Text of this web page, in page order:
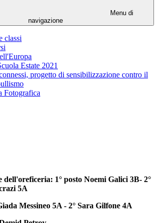
Menu di
navigazione
classi
Estate 2021
progetto di sensibilizzazione contro il
Fotografica
dell'oreficeria: 1° posto Noemi Galici 3B- 2°
5A
Messineo 5A - 2° Sara Gilfone 4A